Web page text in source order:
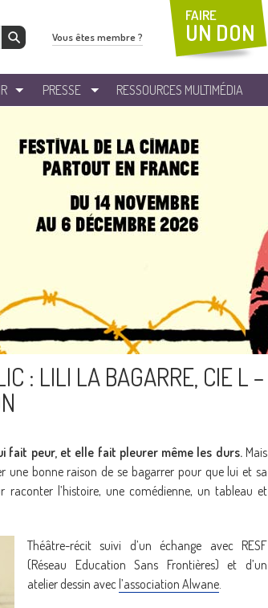
PRESSE RESSOURCES MULTIMÉDIA
Vous êtes membre ?
FAIRE
UN DON
: LILI LA BAGARRE, CIE L –
fait peur, et elle fait pleurer même les durs.Mais
une bonne raison de se bagarrer pour que lui et sa
raconter l’histoire, une comédienne, un tableau et
Théâtre-récit suivi d’un échange avec RESF
(Réseau Education Sans Frontières) et d’un
atelier dessin avec l’association Alwane.